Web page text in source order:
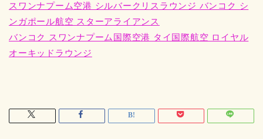
スワンナプーム空港 シルバークリスラウンジ バンコク シ
ンガポール航空 スターアライアンス
バンコク スワンナプーム国際空港 タイ国際航空 ロイヤル
オーキッドラウンジ